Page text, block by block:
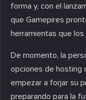
forma y, con el
que Gamepires
herramientas que
De momento, la
opciones de hosting
empezar a forjar su
preparando para la